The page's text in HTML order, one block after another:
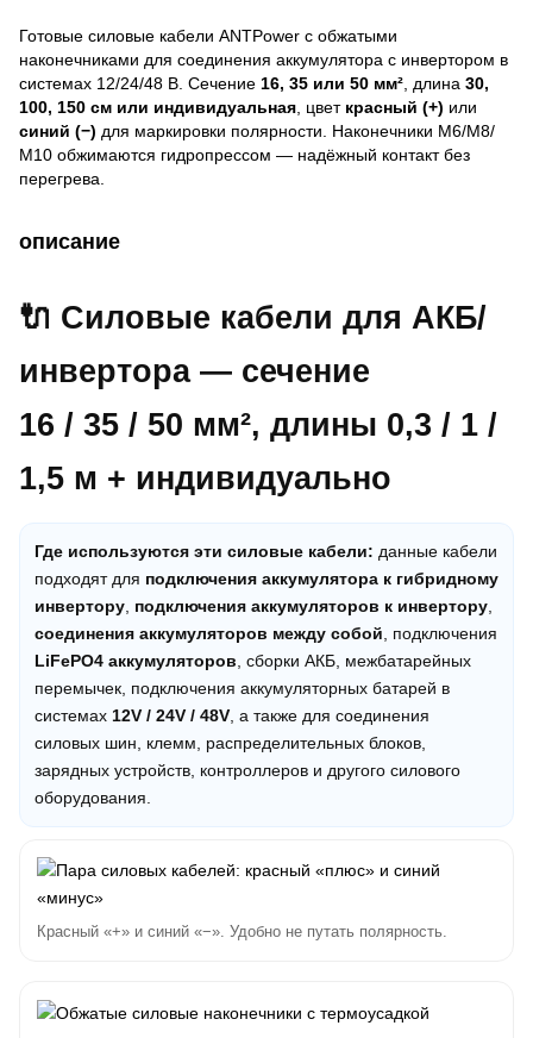
Готовые силовые кабели ANTPower с обжатыми
наконечниками для соединения аккумулятора с инвертором в
системах 12/24/48 В. Сечение 16, 35 или 50 мм² , длина 30,
100, 150 см или индивидуальная , цвет красный (+) или
синий (−) для маркировки полярности. Наконечники М6/М8/
М10 обжимаются гидропрессом — надёжный контакт без
перегрева.
описание
🔌 Силовые кабели для АКБ/
инвертора — сечение
16 / 35 / 50 мм², длины 0,3 / 1 /
1,5 м + индивидуально
Где используются эти силовые кабели: данные кабели
подходят для подключения аккумулятора к гибридному
инвертору, подключения аккумуляторов к инвертору,
соединения аккумуляторов между собой, подключения
LiFePO4 аккумуляторов, сборки АКБ, межбатарейных
перемычек, подключения аккумуляторных батарей в
системах 12V / 24V / 48V, а также для соединения
силовых шин, клемм, распределительных блоков,
зарядных устройств, контроллеров и другого силового
оборудования.
Красный «+» и синий «−». Удобно не путать полярность.